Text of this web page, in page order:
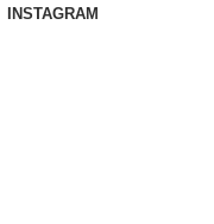
INSTAGRAM